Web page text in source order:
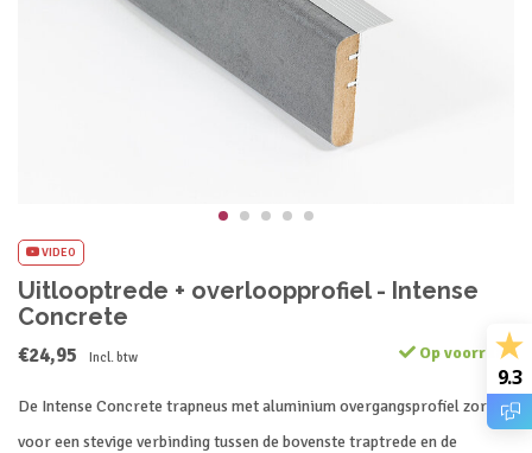
VIDEO
Uitlooptrede + overloopprofiel - Intense
Concrete
€24,95 Incl. btw Op voorraad
De Intense Concrete trapneus met aluminium overgangsprofiel zorgt
voor een stevige verbinding tussen de bovenste traptrede en de
9.3